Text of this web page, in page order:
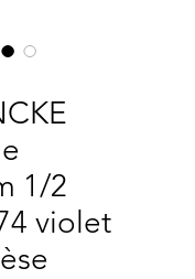
1/2
violet